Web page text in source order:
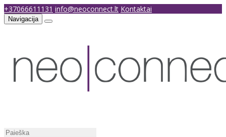
+37066611131 info@neoconnect.lt Kontaktai
Navigacija